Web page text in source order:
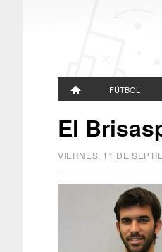
FÚTBOL
El
VIERNES, 11 DE